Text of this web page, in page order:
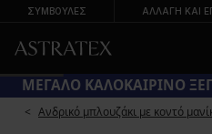
ΣΥΜΒΟΥΛΕΣ ΑΛΛΑΓΉ ΚΑΙ
ΜΕΓΑΛΟ ΚΑΛΟΚΑΙΡΙΝΟ
Ανδρικό μπλουζάκι με κοντό